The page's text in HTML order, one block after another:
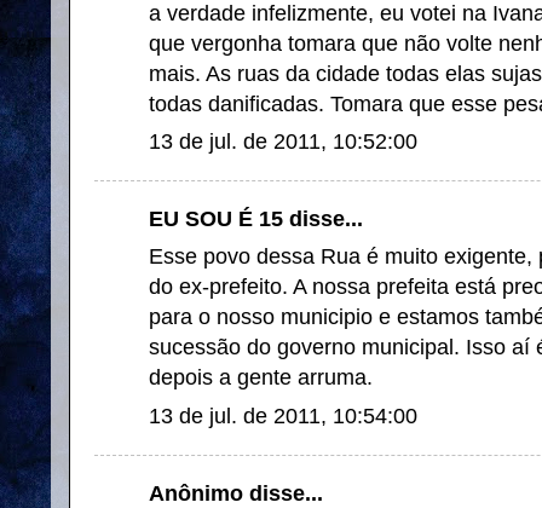
a verdade infelizmente, eu votei na
que vergonha tomara que não volte
mais. As ruas da cidade todas elas
todas danificadas. Tomara que esse
13 de jul. de 2011, 10:52:00
EU SOU É 15 disse...
Esse povo dessa Rua é muito
do ex-prefeito. A nossa prefeita está
para o nosso municipio e estamos
sucessão do governo municipal. Isso aí
depois a gente arruma.
13 de jul. de 2011, 10:54:00
Anônimo disse...